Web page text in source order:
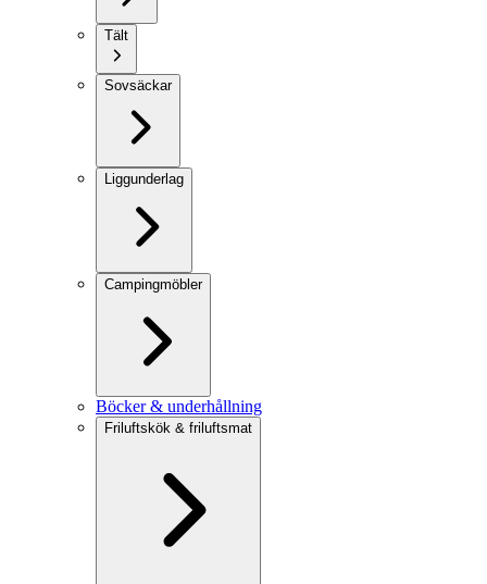
Tält
Sovsäckar
Liggunderlag
Campingmöbler
Böcker & underhållning
Friluftskök & friluftsmat